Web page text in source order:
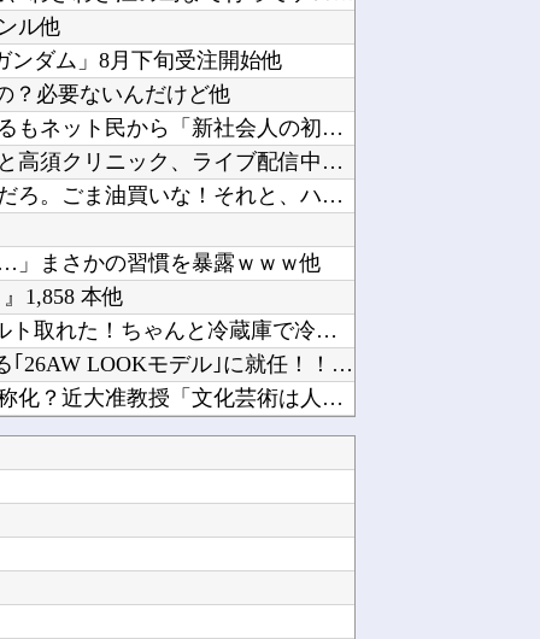
ル他
ンダム」8月下旬受注開始他
？必要ないんだけど他
【悲報】ラッパーさん、札束披露するもネット民から「新社会人の初ボーナスくらいしかない」と笑...
【悲報】ショートスリーパー堀さんと高須クリニック、ライブ配信中に大喧嘩他
彼氏「ごま油がないと香りがしないだろ。ごま油買いな！それと、ハンバーグには普通ハンバーグソ...
」まさかの習慣を暴露ｗｗｗ他
1,858 本他
X民「クレーンゲームで飲むヨーグルト取れた！ちゃんと冷蔵庫で冷やされてたし問題ないよねｗ」...
金川紗耶ちゃん、rienda 20周年を飾る｢26AW LOOKモデル｣に就任！！！【乃木...
【物議】『みいちゃん』が現実で蔑称化？近大准教授「文化芸術は人を傷つけてもよい。ただし傷つ...
いボディを披露してしまう他
FIFAとUEFAの争いが凄まじい泥沼状態に突入、UEFAの要求を呑んだFIFAだったがU...
『拳闘暗黒伝セスタス』全巻「70％オフ」セール！全15巻「11,385円」→「3,405円...
広陵高校〝暴力問題〟中井監督が謝罪。野球部巡り昨年退任「深く反省」他
【悲報】秋田県職員、まさかのバスローブ姿でオンライン会見→+民「舘ひろしかよｗｗｗ」他
いから好き。他
韓国人「その衝撃的な見た目から日本で話題になった弁当がこちら…」→「どんな刺激的な味なんだ...